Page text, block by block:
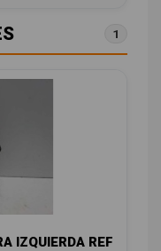
1
IZQUIERDA REF